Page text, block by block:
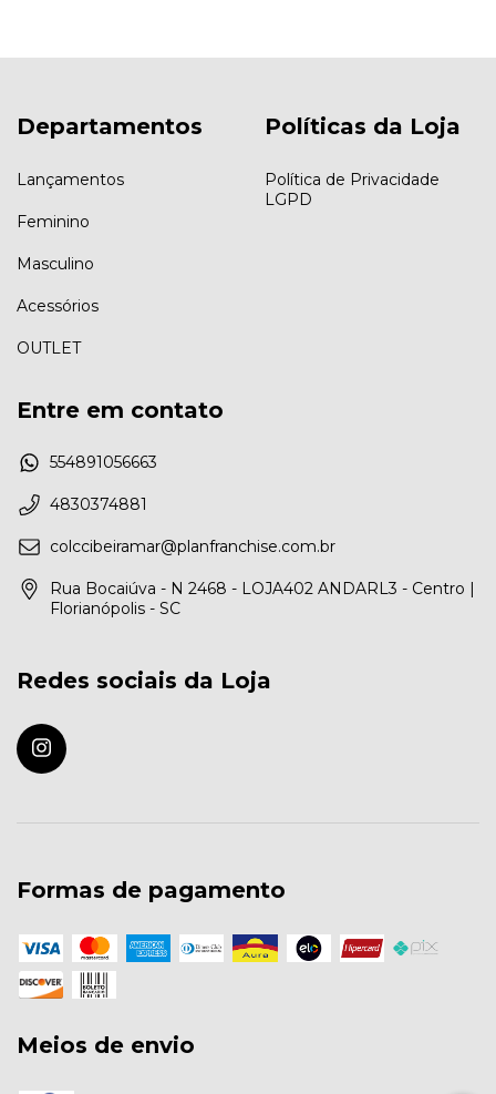
Departamentos
Lançamentos
Feminino
Masculino
Acessórios
OUTLET
Políticas da Loja
Política de Privacidade
LGPD
Entre em contato
554891056663
4830374881
colccibeiramar@planfranchise.com.br
Rua Bocaiúva - N 2468 - LOJA402 ANDARL3 - Centro |
Florianópolis - SC
Redes sociais da Loja
Formas de pagamento
Meios de envio